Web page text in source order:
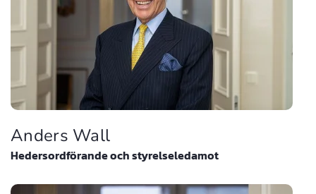
Anders Wall
Hedersordförande och styrelseledamot